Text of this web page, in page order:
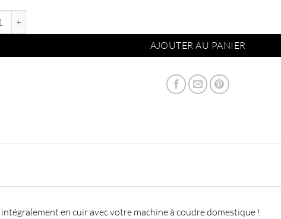
AJOUTER AU PANIER
intégralement en cuiravec votre machine à coudre domestique !